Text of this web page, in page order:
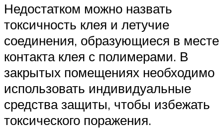
Недостатком можно назвать
токсичность клея и летучие
соединения, образующиеся в месте
контакта клея с полимерами. В
закрытых помещениях необходимо
использовать индивидуальные
средства защиты, чтобы избежать
токсического поражения.